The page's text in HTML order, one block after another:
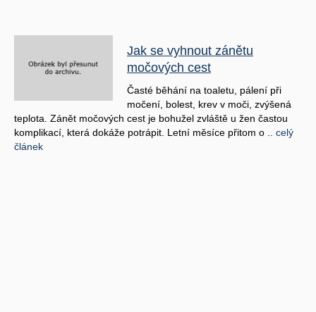
Jak se vyhnout zánětu
močových cest
Časté běhání na toaletu, pálení při
močení, bolest, krev v moči, zvýšená
teplota. Zánět močových cest je bohužel zvláště u žen častou
komplikací, která dokáže potrápit. Letní měsíce přitom o .. celý
článek